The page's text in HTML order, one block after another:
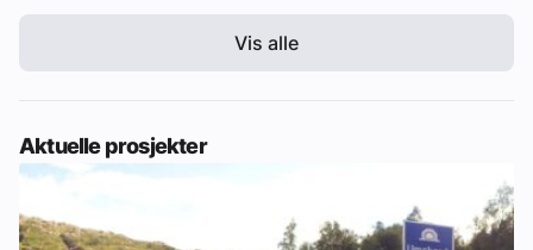
Vis alle
Aktuelle prosjekter